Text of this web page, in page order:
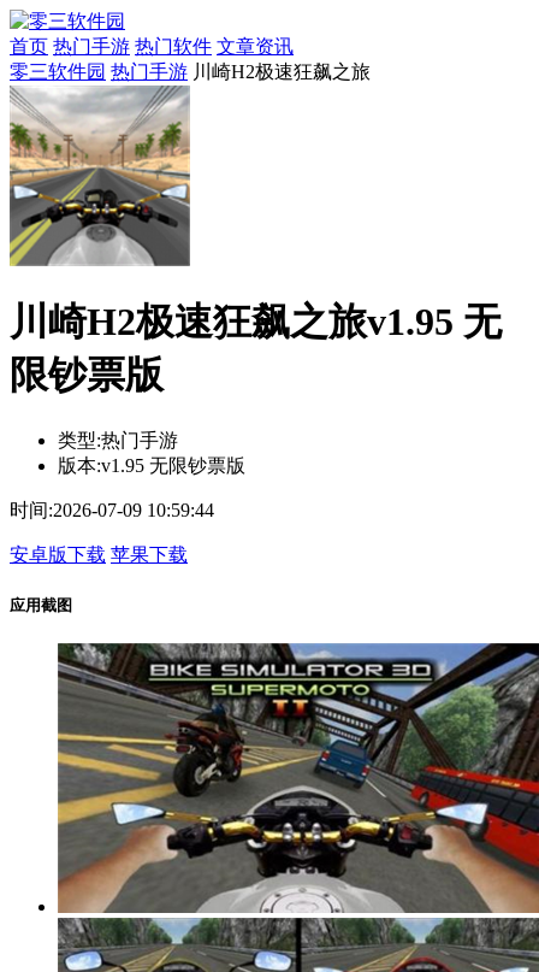
首页 热门手游 热门软件 文章资讯
零三软件园 热门手游 川崎H2极速狂飙之旅
川崎H2极速狂飙之旅v1.95 无
限钞票版
类型:热门手游
版本:v1.95 无限钞票版
时间:2026-07-09 10:59:44
安卓版下载 苹果下载
应用截图